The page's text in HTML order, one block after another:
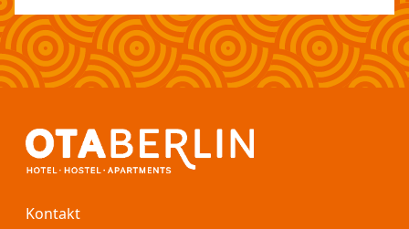
Kontakt